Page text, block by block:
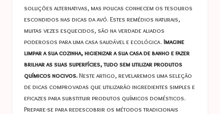
c
e
s
soluções alternativas, mas poucas conhecem os tesouros
escondidos nas dicas da avó. Estes remédios naturais,
muitas vezes esquecidos, são na verdade aliados
poderosos para uma casa saudável e ecológica. Imagine
limpar a sua cozinha, higienizar a sua casa de banho e fazer
brilhar as suas superfícies, tudo sem utilizar produtos
químicos nocivos.Neste artigo, revelaremos uma seleção
de dicas comprovadas que utilizarão ingredientes simples e
eficazes para substituir produtos químicos domésticos.
Prepare-se para redescobrir os métodos tradicionais